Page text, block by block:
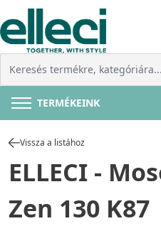
TERMÉKEINK
Vissza a listához
ELLECI -
Zen 130 K87